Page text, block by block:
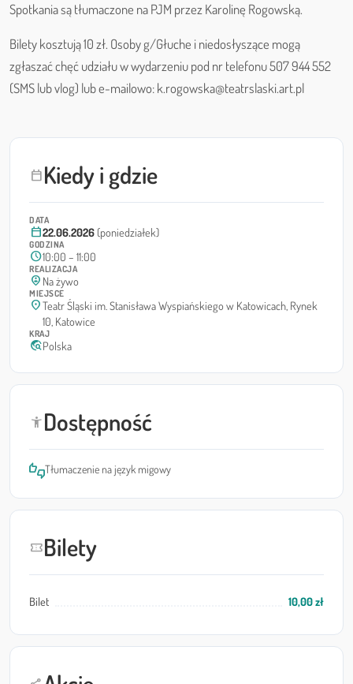
calendar_todayKiedy i gdzie
DATA
calendar_today22.06.2026 (poniedziałek)
GODZINA
schedule10:00 – 11:00
REALIZACJA
person_pin_circle Na żywo
MIEJSCE
location_onTeatr Śląski im. Stanisława Wyspiańskiego w Katowicach, Rynek
10, Katowice
KRAJ
travel_explorePolska
accessibility_newDostępność
thumbs_up_downTłumaczenie na język migowy
confirmation_numberBilety
Bilet 10,00 zł
Spotkania są tłumaczone na PJM przez Karolinę Rogowską.
Bilety kosztują 10 zł. Osoby g/Głuche i niedosłyszące mogą
zgłaszać chęć udziału w wydarzeniu pod nr telefonu 507 944 552
(SMS lub vlog) lub e-mailowo: k.rogowska@teatrslaski.art.pl